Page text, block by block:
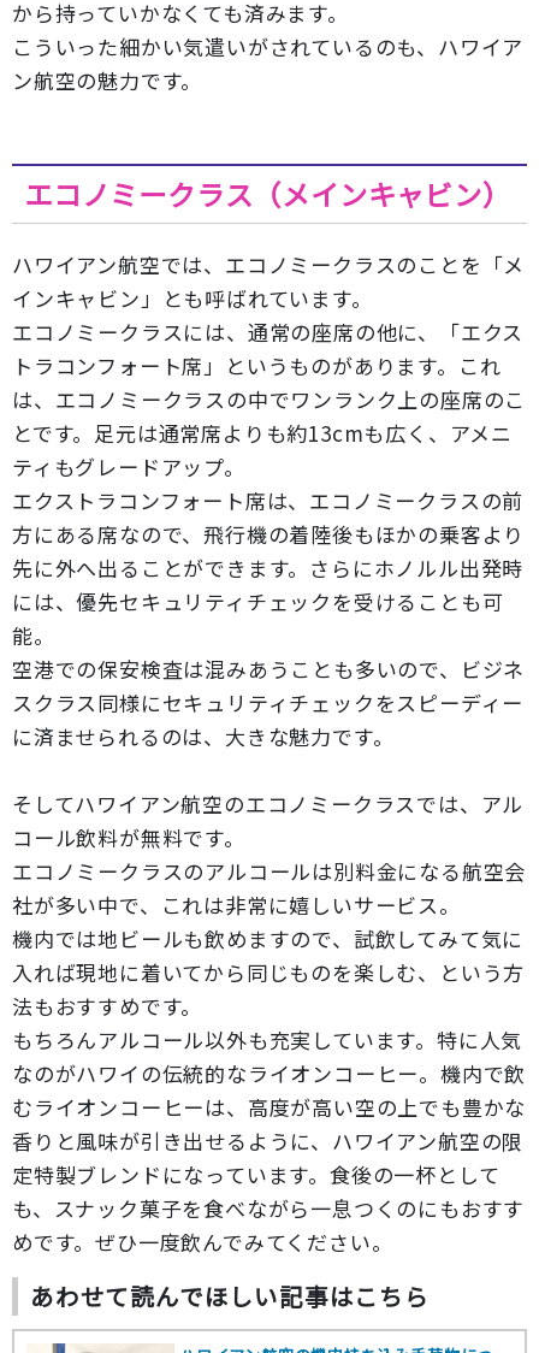
から持っていかなくても済みます。
こういった細かい気遣いがされているのも、ハワイア
ン航空の魅力です。
エコノミークラス（メインキャビン）
ハワイアン航空では、エコノミークラスのことを「メ
インキャビン」とも呼ばれています。
エコノミークラスには、通常の座席の他に、「エクス
トラコンフォート席」というものがあります。これ
は、エコノミークラスの中でワンランク上の座席のこ
とです。足元は通常席よりも約13cmも広く、アメニ
ティもグレードアップ。
エクストラコンフォート席は、エコノミークラスの前
方にある席なので、飛行機の着陸後もほかの乗客より
先に外へ出ることができます。さらにホノルル出発時
には、優先セキュリティチェックを受けることも可
能。
空港での保安検査は混みあうことも多いので、ビジネ
スクラス同様にセキュリティチェックをスピーディー
に済ませられるのは、大きな魅力です。
そしてハワイアン航空のエコノミークラスでは、アル
コール飲料が無料です。
エコノミークラスのアルコールは別料金になる航空会
社が多い中で、これは非常に嬉しいサービス。
機内では地ビールも飲めますので、試飲してみて気に
入れば現地に着いてから同じものを楽しむ、という方
法もおすすめです。
もちろんアルコール以外も充実しています。特に人気
なのがハワイの伝統的なライオンコーヒー。機内で飲
むライオンコーヒーは、高度が高い空の上でも豊かな
香りと風味が引き出せるように、ハワイアン航空の限
定特製ブレンドになっています。食後の一杯として
も、スナック菓子を食べながら一息つくのにもおすす
めです。ぜひ一度飲んでみてください。
あわせて読んでほしい記事はこちら